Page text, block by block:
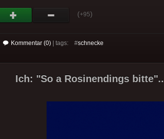
(+95)
Kommentar (0) | tags: #schnecke
Ich: "So a Rosinendings bitte"..